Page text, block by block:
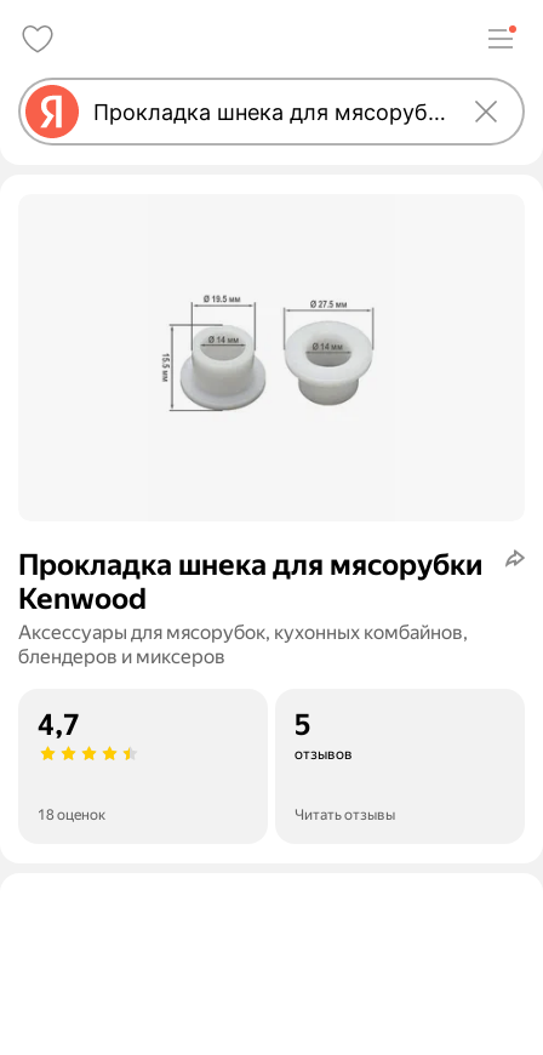
Прокладка шнека для мясорубки
Kenwood
Аксессуары для мясорубок, кухонных комбайнов,
блендеров и миксеров
4,7
18 оценок
5
отзывов
Читать отзывы